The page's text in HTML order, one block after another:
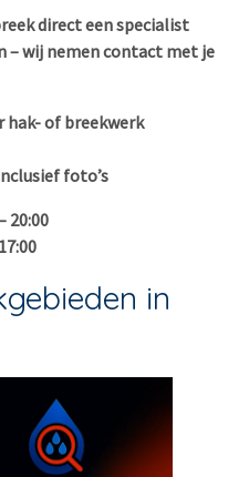
direct een specialist
– wij nemen contact met je
hak- of breekwerk
foto’s
20:00
in